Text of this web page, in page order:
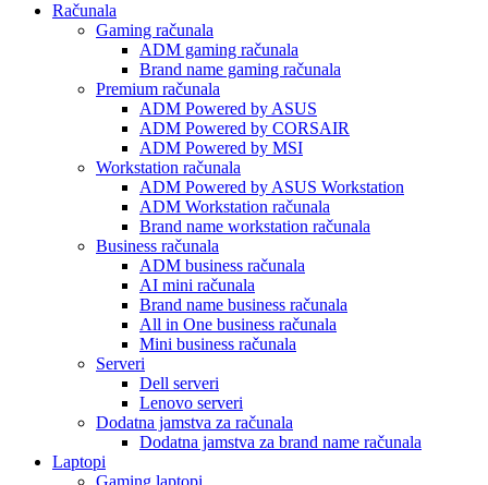
Računala
Gaming računala
ADM gaming računala
Brand name gaming računala
Premium računala
ADM Powered by ASUS
ADM Powered by CORSAIR
ADM Powered by MSI
Workstation računala
ADM Powered by ASUS Workstation
ADM Workstation računala
Brand name workstation računala
Business računala
ADM business računala
AI mini računala
Brand name business računala
All in One business računala
Mini business računala
Serveri
Dell serveri
Lenovo serveri
Dodatna jamstva za računala
Dodatna jamstva za brand name računala
Laptopi
Gaming laptopi